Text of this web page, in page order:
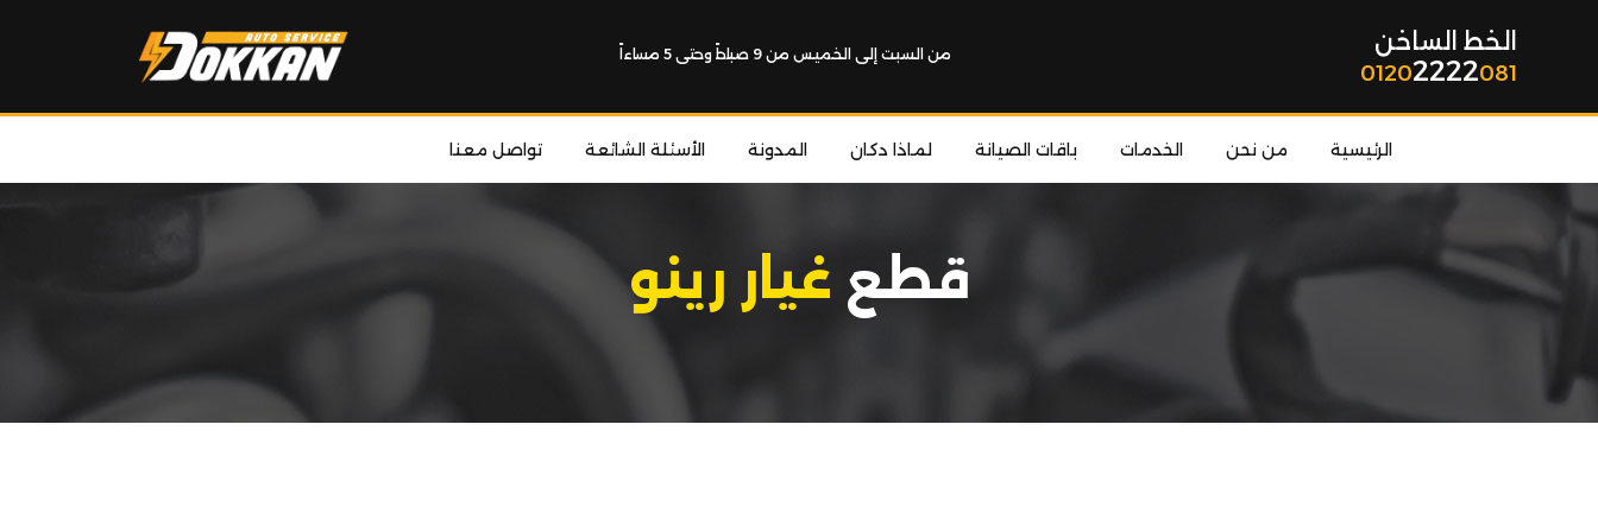
الخط الساخن
01202222081
من السبت إلى الخميس من 9 صباحاً وحتى 5 مساءاً
الرئيسية من نحن الخدمات باقات الصيانة لماذا دكان المدونة الأسئلة الشائعة تواصل معنا
قطع غيار رينو